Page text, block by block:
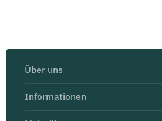
Über uns
Informationen